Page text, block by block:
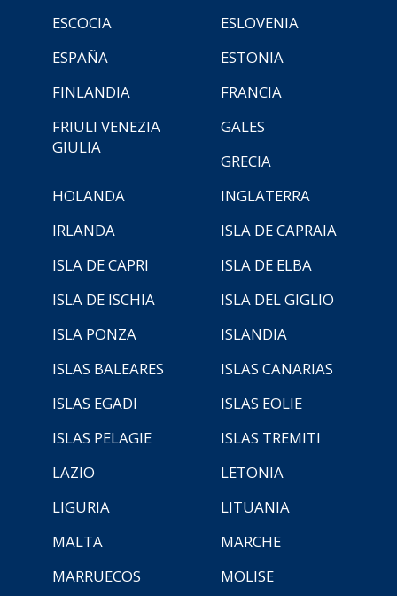
ESCOCIA
ESLOVENIA
ESPAÑA
ESTONIA
FINLANDIA
FRANCIA
FRIULI VENEZIA
GIULIA
GALES
GRECIA
HOLANDA
INGLATERRA
IRLANDA
ISLA DE CAPRAIA
ISLA DE CAPRI
ISLA DE ELBA
ISLA DE ISCHIA
ISLA DEL GIGLIO
ISLA PONZA
ISLANDIA
ISLAS BALEARES
ISLAS CANARIAS
ISLAS EGADI
ISLAS EOLIE
ISLAS PELAGIE
ISLAS TREMITI
LAZIO
LETONIA
LIGURIA
LITUANIA
MALTA
MARCHE
MARRUECOS
MOLISE